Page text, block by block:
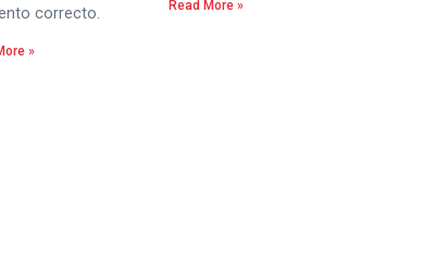
correcto.
»
Read More »